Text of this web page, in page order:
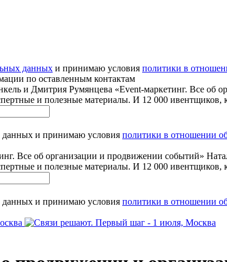
данных и принимаю условия политики в
по оставленным контактам
и Дмитрия Румянцева «Event-маркетинг. Все об
и полезные материалы. И 12 000 ивентщиков,
данных и принимаю условия политики в отношении
Все об организации и продвижении событий»
и полезные материалы. И 12 000 ивентщиков,
данных и принимаю условия политики в отношении